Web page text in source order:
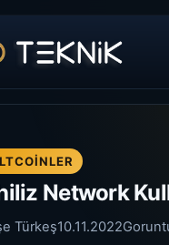
Network
Türkeş10.11.2022